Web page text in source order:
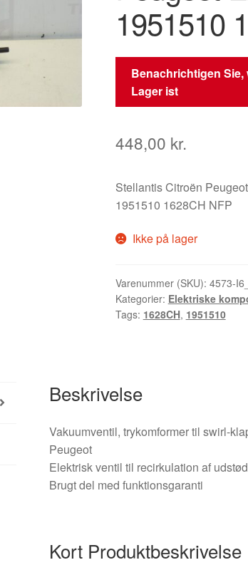
1951510
Benachrichtigen
Lager ist
448,00 kr.
Stellantis Citroën Peugeot
1951510 1628CH NFP
Ikke på lager
Varenummer (SKU): 4573-
Kategorier: Elektriske
Tags: 1628CH, 1951510
Beskrivelse
Vakuumventil, trykomformer til swirl-
Peugeot
Elektrisk ventil til recirkulation af
Brugt del med funktionsgaranti
Kort Produktbeskrivelse